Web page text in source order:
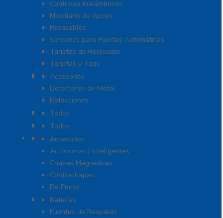
Controles Inalámbricos
Mobiliario de Apoyo
Pasacables
Sensores para Puertas Automáticas
Tarjetas de Relevador
Tarjetas y Tags
Detectores De Metal
Accesorios
Detectores de Metal
Refacciones
Control De Rondas Para Vigilantes
Todos
Equipo Blindado
Todos
Cerraduras
Accesorios
Autónomas / Inteligentes
Chapas Magnéticas
Contrachapas
De Perno
Fuentes de Alimentación
Baterías
Fuentes de Respaldo